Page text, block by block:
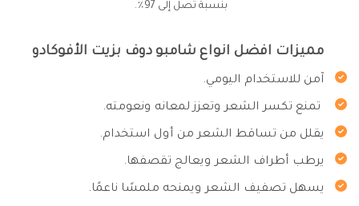
بنسبة تصل إلى 97٪.
مميزات افضل انواع شامبو دوف بزيت الأفوكادو
آمن للاستخدام اليومي.
تمنع تكسر الشعر وتعزز لمعانه ونعومته.
يقلل من تساقط الشعر من أول استخدام.
يرطب أطراف الشعر ويعالج تقصفها.
يسهل تصفيف الشعر ويمنحه ملمسًا ناعمًا.